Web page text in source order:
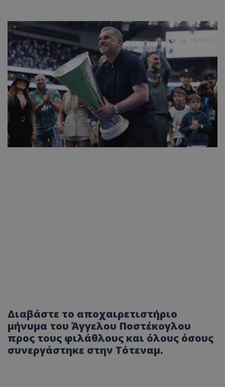
Διαβάστε το αποχαιρετιστήριο
μήνυμα του Άγγελου Ποστέκογλου
προς τους φιλάθλους και όλους όσους
συνεργάστηκε στην Τότεναμ.